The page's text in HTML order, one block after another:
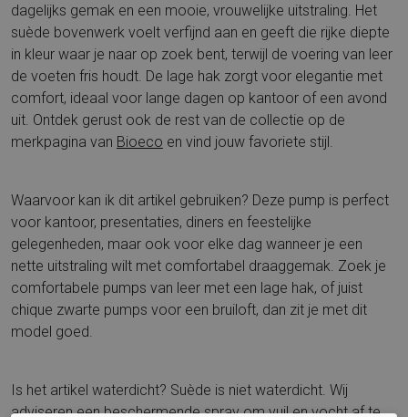
dagelijks gemak en een mooie, vrouwelijke uitstraling. Het
suède bovenwerk voelt verfijnd aan en geeft die rijke diepte
in kleur waar je naar op zoek bent, terwijl de voering van leer
de voeten fris houdt. De lage hak zorgt voor elegantie met
comfort, ideaal voor lange dagen op kantoor of een avond
uit. Ontdek gerust ook de rest van de collectie op de
merkpagina van Bioeco en vind jouw favoriete stijl.
Waarvoor kan ik dit artikel gebruiken? Deze pump is perfect
voor kantoor, presentaties, diners en feestelijke
gelegenheden, maar ook voor elke dag wanneer je een
nette uitstraling wilt met comfortabel draaggemak. Zoek je
comfortabele pumps van leer met een lage hak, of juist
chique zwarte pumps voor een bruiloft, dan zit je met dit
model goed.
Is het artikel waterdicht? Suède is niet waterdicht. Wij
adviseren een beschermende spray om vuil en vocht af te